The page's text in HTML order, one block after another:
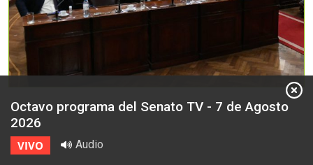
Octavo programa del Senato TV - 7 de Agosto
2026
VIVO Audio